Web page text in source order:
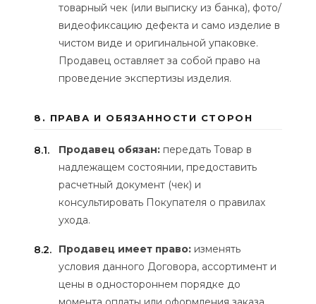
товарный чек (или выписку из банка), фото/
видеофиксацию дефекта и само изделие в
чистом виде и оригинальной упаковке.
Продавец оставляет за собой право на
проведение экспертизы изделия.
8. ПРАВА И ОБЯЗАННОСТИ СТОРОН
8.1. Продавец обязан: передать Товар в
надлежащем состоянии, предоставить
расчетный документ (чек) и
консультировать Покупателя о правилах
ухода.
8.2. Продавец имеет право: изменять
условия данного Договора, ассортимент и
цены в одностороннем порядке до